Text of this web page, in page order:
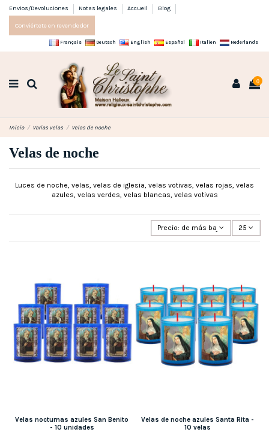
Envios/Devoluciones Notas legales Accueil Blog
Conviértete en revendedor
Français Deutsch English Español Italien Nederlands
0
Inicio Varias velas Velas de noche
Velas de noche
Luces de noche, velas, velas de iglesia, velas votivas, velas rojas, velas
azules, velas verdes, velas blancas, velas votivas
Precio: de más bajo a más alto
25
Velas nocturnas azules San Benito
- 10 unidades
Velas de noche azules Santa Rita -
10 velas